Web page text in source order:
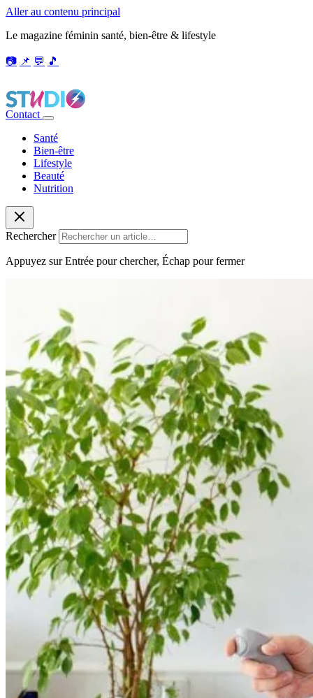
Aller au contenu principal
Le magazine féminin santé, bien-être & lifestyle
📷 📌 💬 🎵
Contact
Santé
Bien-être
Lifestyle
Beauté
Nutrition
Rechercher
Appuyez sur Entrée pour chercher, Échap pour fermer